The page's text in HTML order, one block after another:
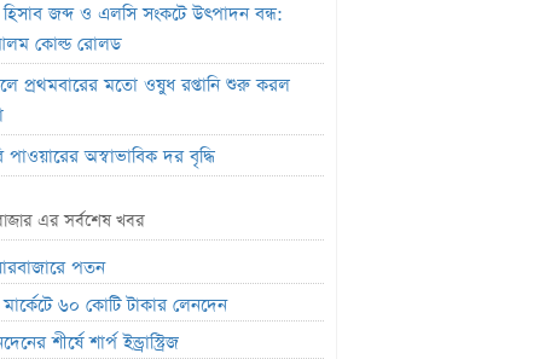
হিসাব জব্দ ও এলসি সংকটে উৎপাদন বন্ধ:
কোল্ড রোলড
প্রথমবারের মতো ওষুধ রপ্তানি শুরু করল
পাওয়ারের অস্বাভাবিক দর বৃদ্ধি
ফিরেছে ইউসিবি
শেয়ারবাজারে কমেছে প্রায় ২৩ হাজার বিও
কোটি টাকার সম্পত্তি বিক্রি
এর সর্বশেষ খবর
পতন
মার্কেটে ৬০ কোটি টাকার লেনদেন
শীর্ষে শার্প ইন্ড্রাস্ট্রিজ